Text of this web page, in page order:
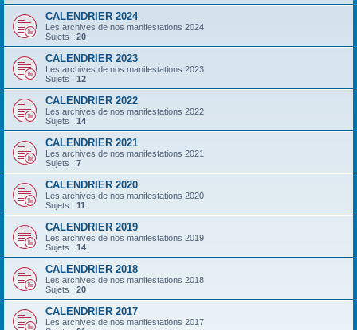
CALENDRIER 2024
Les archives de nos manifestations 2024
Sujets : 20
CALENDRIER 2023
Les archives de nos manifestations 2023
Sujets : 12
CALENDRIER 2022
Les archives de nos manifestations 2022
Sujets : 14
CALENDRIER 2021
Les archives de nos manifestations 2021
Sujets : 7
CALENDRIER 2020
Les archives de nos manifestations 2020
Sujets : 11
CALENDRIER 2019
Les archives de nos manifestations 2019
Sujets : 14
CALENDRIER 2018
Les archives de nos manifestations 2018
Sujets : 20
CALENDRIER 2017
Les archives de nos manifestations 2017